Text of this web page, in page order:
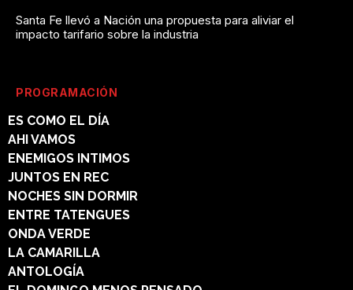
Santa Fe llevó a Nación una propuesta para aliviar el
impacto tarifario sobre la industria
PROGRAMACIÓN
ES COMO EL DÍA
AHI VAMOS
ENEMIGOS INTIMOS
JUNTOS EN REC
NOCHES SIN DORMIR
ENTRE TATENGUES
ONDA VERDE
LA CAMARILLA
ANTOLOGÍA